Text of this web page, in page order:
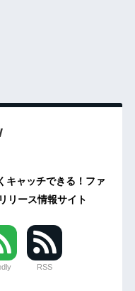
キャッチできる！ファ
リース情報サイト
RSS